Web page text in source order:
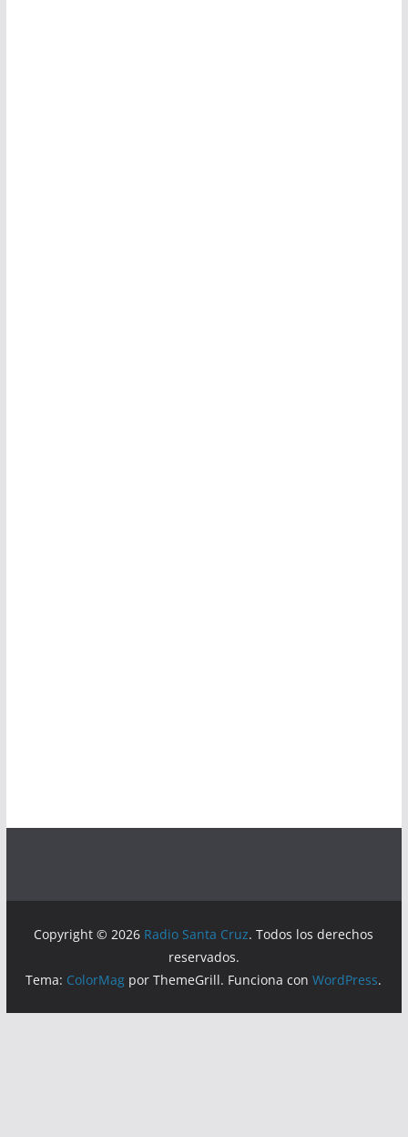
Copyright © 2026 Radio Santa Cruz. Todos los derechos
reservados.
Tema: ColorMag por ThemeGrill. Funciona conWordPress.